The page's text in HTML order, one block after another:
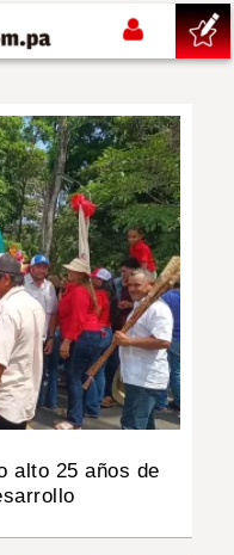
alto 25 años de